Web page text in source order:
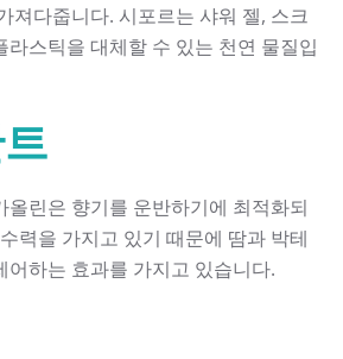
져다줍니다. 시포르는 샤워 젤, 스크
라스틱을 대체할 수 있는 천연 물질입
올린은 향기를 운반하기에 최적화되
력을 가지고 있기 때문에 땀과 박테
어하는 효과를 가지고 있습니다.